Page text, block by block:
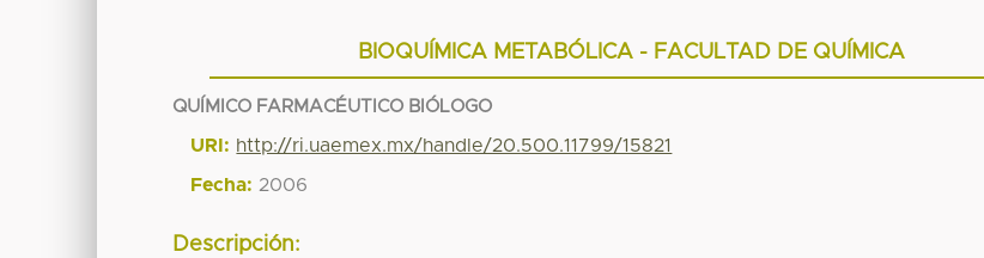
BIOQUÍMICA METABÓLICA - FACULTAD DE QUÍMICA
QUÍMICO FARMACÉUTICO BIÓLOGO
URI: http://ri.uaemex.mx/handle/20.500.11799/15821
Fecha: 2006
Descripción: